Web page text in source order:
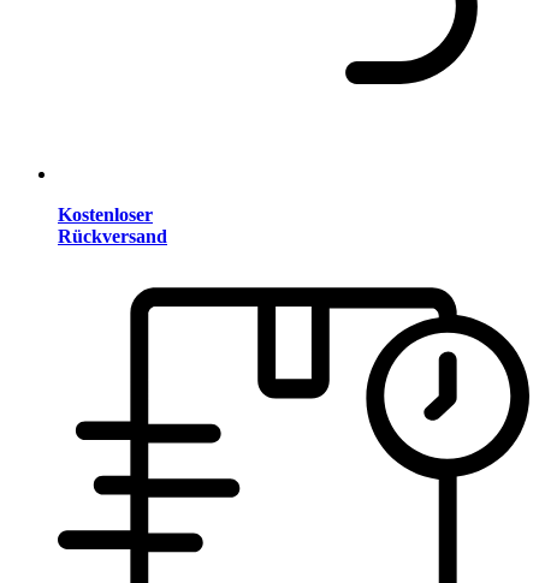
Kostenloser
Rückversand